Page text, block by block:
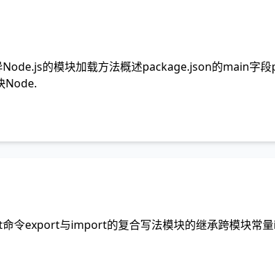
的模块加载方法概述package.json的main字
Node.
export与import的复合写法模块的继承跨模块常